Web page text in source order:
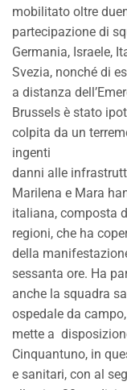
mobilitato oltre
partecipazione di
Germania, Israele,
Svezia, nonché di
a distanza
Brussels è stato
colpita da un
ingenti
danni alle
Marilena e Mara
italiana, composta
regioni, che ha
della
sessanta ore. Ha
anche la squadra
ospedale da
mette a
Cinquantuno, in
e sanitari, con al